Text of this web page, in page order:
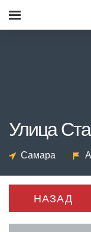
Улица
Самара
НАЗАД